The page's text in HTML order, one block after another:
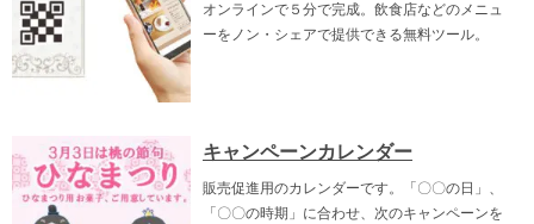
オンラインで５分で完成。飲食店などのメニュ
ーをノン・シェアで提供できる無料ツール。
キャンペーンカレンダー
販売促進用のカレンダーです。「〇〇の日」、
「〇〇の時期」に合わせ、次のキャンペーンを